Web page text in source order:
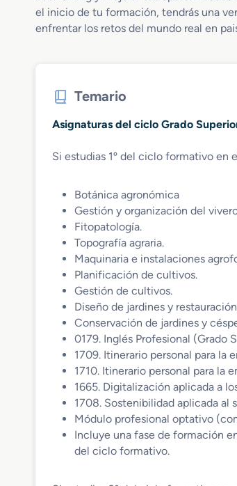
el inicio de tu formación, tendrás una
enfrentar los retos del mundo real en
Temario
Asignaturas del ciclo Grado
Si estudias 1º del ciclo formativo en
Botánica agronómica
Gestión y organización del
Fitopatología.
Topografía agraria.
Maquinaria e instalaciones
Planificación de cultivos.
Gestión de cultivos.
Diseño de jardines y
Conservación de jardines y
0179. Inglés Profesional (Grado
1709. Itinerario personal para la
1710. Itinerario personal para la
1665. Digitalización aplicada a
1708. Sostenibilidad aplicada al
Módulo profesional optativo
Incluye una fase de formación
del ciclo formativo.